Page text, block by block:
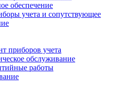
обеспечение
учета и сопутствующее
приборов учета
обслуживание
работы